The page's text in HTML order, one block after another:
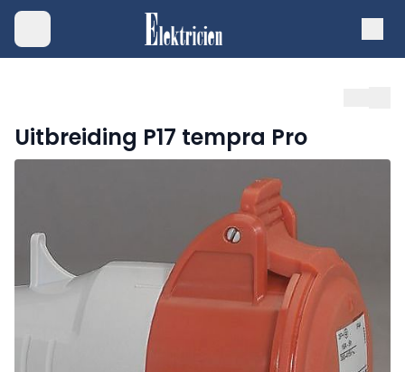
Uitbreiding P17 tempra Pro